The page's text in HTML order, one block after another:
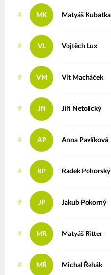
# MK Matyáš Kubatka
# VL Vojtěch Lux
# VM Vít Macháček
# JN Jiří Netolický
# AP Anna Pavlíková
# RP Radek Pohorský
# JP Jakub Pokorný
# MR Matyáš Ritter
# MŘ Michal Řehák